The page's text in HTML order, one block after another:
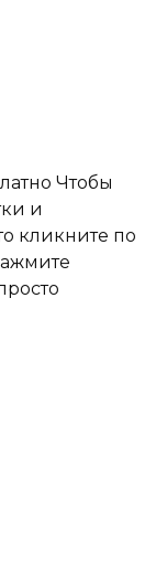
Чтобы
и
кликните по